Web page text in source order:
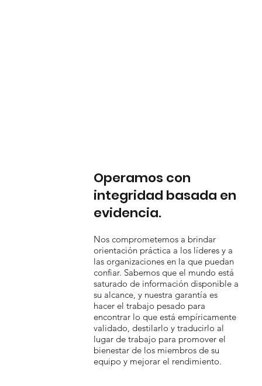
Operamos con
integridad basada en
evidencia.
Nos comprometemos a brindar
orientación práctica a los líderes y a
las organizaciones en la que puedan
confiar. Sabemos que el mundo está
saturado de información disponible a
su alcance, y nuestra garantía es
hacer el trabajo pesado para
encontrar lo que está empíricamente
validado, destilarlo y traducirlo al
lugar de trabajo para promover el
bienestar de los miembros de su
equipo y mejorar el rendimiento.